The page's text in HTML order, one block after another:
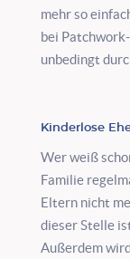
mehr so
bei
unbedingt
Kinderlose
Wer weiß
Familie
Eltern nicht
dieser Stelle
Außerdem